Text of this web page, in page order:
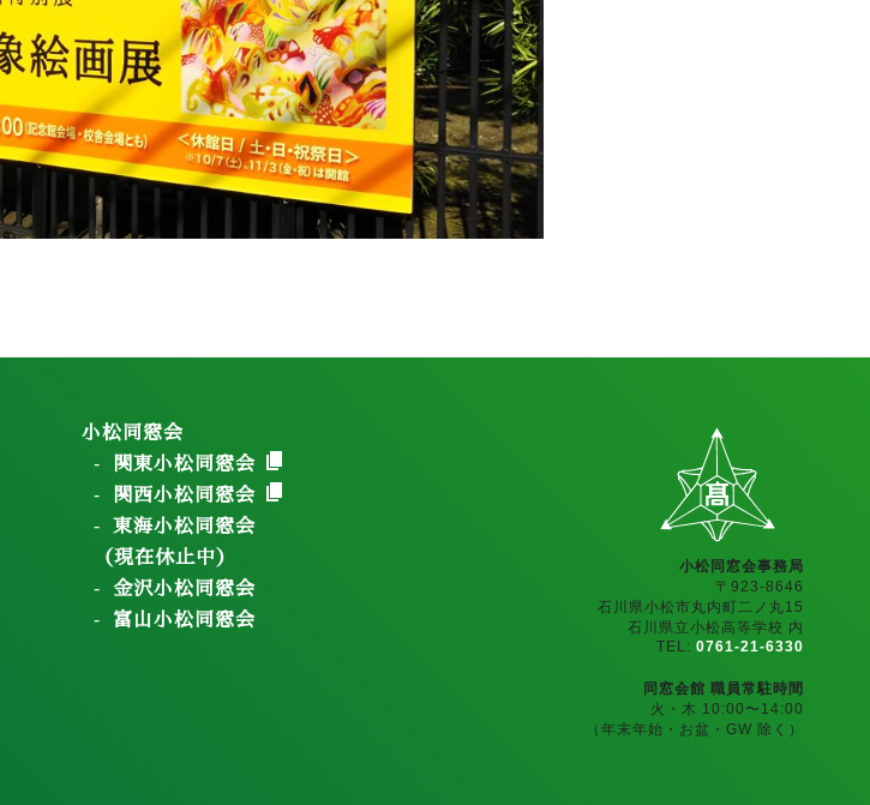
小松同窓会
関東小松同窓会
関西小松同窓会
東海小松同窓会
（現在休止中）
金沢小松同窓会
富山小松同窓会
小松同窓会事務局
〒923-8646
石川県小松市丸内町二ノ丸15
石川県立小松高等学校 内
TEL: 0761-21-6330
同窓会館 職員常駐時間
火・木 10:00〜14:00
（年末年始・お盆・GW 除く）